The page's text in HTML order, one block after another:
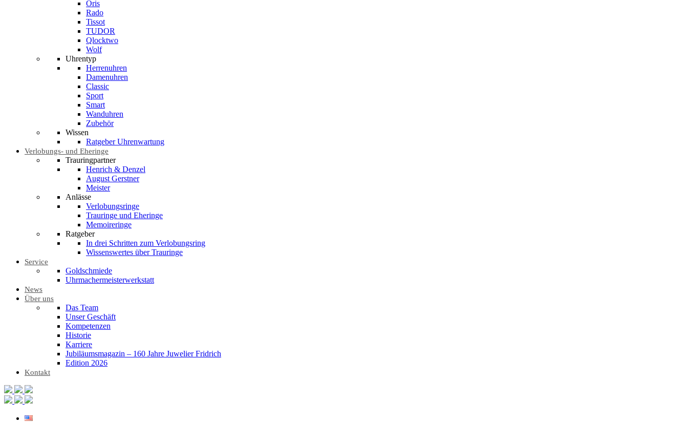
Oris
Rado
Tissot
TUDOR
Qlocktwo
Wolf
Uhrentyp
Herrenuhren
Damenuhren
Classic
Sport
Smart
Wanduhren
Zubehör
Wissen
Ratgeber Uhrenwartung
Verlobungs- und Eheringe
Trauringpartner
Henrich & Denzel
August Gerstner
Meister
Anlässe
Verlobungsringe
Trauringe und Eheringe
Memoireringe
Ratgeber
In drei Schritten zum Verlobungsring
Wissenswertes über Trauringe
Service
Goldschmiede
Uhrmachermeisterwerkstatt
News
Über uns
Das Team
Unser Geschäft
Kompetenzen
Historie
Karriere
Jubiläumsmagazin – 160 Jahre Juwelier Fridrich
Edition 2026
Kontakt